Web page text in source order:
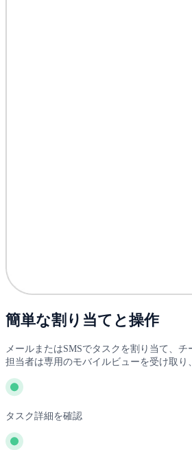
簡単な割り当てと操作
メールまたはSMSでタスクを割り当て、
担当者は専用のモバイルビューを受け取り
タスク詳細を確認